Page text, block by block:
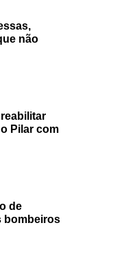
não
Pilar com
de
bombeiros